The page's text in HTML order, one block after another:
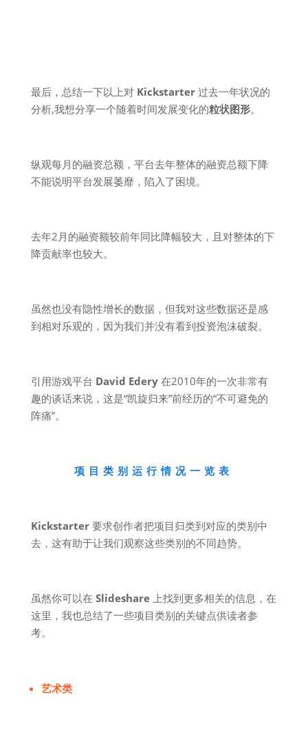
最后，总结一下以上对 Kickstarter过去一年状况的
分析,我想分享一个随着时间发展变化的粒状图形。
纵观每月的融资总额，平台去年整体的融资总额下降
不能说明平台发展萎靡，陷入了困境。
去年2月的融资额较前年同比降幅较大，且对整体的下
降贡献率也较大。
虽然也没有隐性增长的数据，但我对这些数据还是感
到相对乐观的，因为我们并没有看到投资泡沫破裂。
引用游戏平台 David Edery 在2010年的一次非常有
趣的谈话来说，这是“凯旋归来”前经历的“不可避免的
阵痛”。
项目类别运行情况一览表
Kickstarter要求创作者把项目归类到对应的类别中
去，这有助于让我们观察这些类别的不同趋势。
虽然你可以在 Slideshare 上找到更多相关的信息，在
这里，我也总结了一些项目类别的关键点供读者参
考。
艺术类